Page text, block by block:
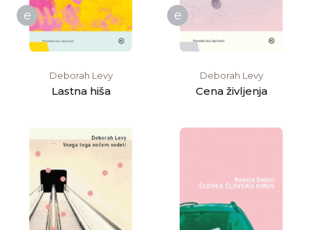
e
Deborah Levy
Lastna hiša
e
Deborah Levy
Cena življenja